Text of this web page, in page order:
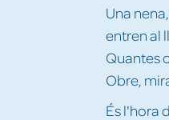
Una
entren al
Quantes
Obre,
És l'hora